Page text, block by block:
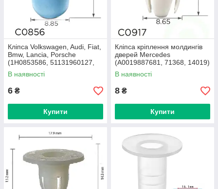
Кліпса Volkswagen, Audi, Fiat,
Bmw, Lancia, Porsche
(1H0853586, 51131960127,
1H0-853-586, 14075) (C0856)
В наявності
6 ₴
Купити
Кліпса кріплення молдингів
дверей Mercedes
(A0019887681, 71368, 14019)
(C0917)
В наявності
8 ₴
Купити